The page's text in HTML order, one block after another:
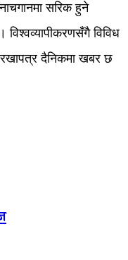
सरिक हुने
विविध
दैनिकमा खबर छ